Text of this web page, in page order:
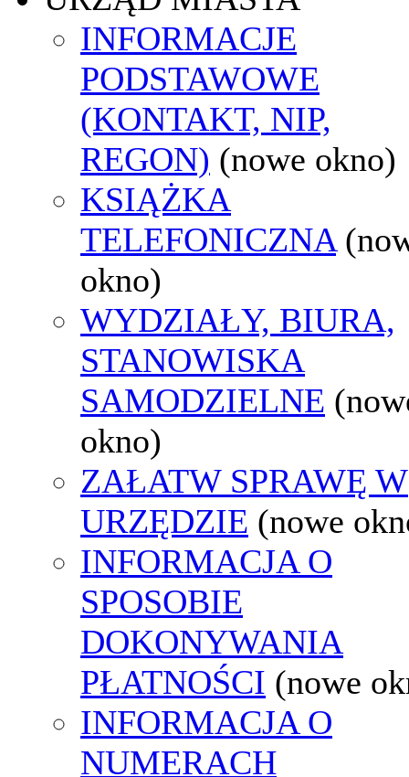
INFORMACJE
PODSTAWOWE
(KONTAKT, NIP,
REGON) (nowe okno)
KSIĄŻKA
TELEFONICZNA
okno)
WYDZIAŁY, BIURA,
STANOWISKA
SAMODZIELNE
okno)
ZAŁATW SPRAWĘ W
URZĘDZIE (nowe
INFORMACJA O
SPOSOBIE
DOKONYWANIA
PŁATNOŚCI (nowe
INFORMACJA O
NUMERACH